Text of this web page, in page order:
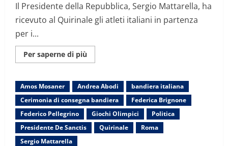
Il Presidente della Repubblica, Sergio Mattarella, ha
ricevuto al Quirinale gli atleti italiani in partenza
per i...
Per saperne di più
informazioni
cerimonia
di
consegna
della
bandiera
agli
atleti
in
Amos Mosaner Andrea Abodi
bandiera italiana
Cerimonia di consegna bandiera
Federica Brignone
Federico Pellegrino
Giochi Olimpici
Politica
Presidente De Sanctis
Quirinale
Roma
Sergio Mattarella